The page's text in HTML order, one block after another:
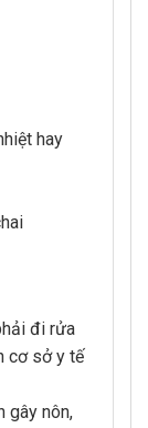
hay
đi rửa
cơ sở y tế
gây nôn,